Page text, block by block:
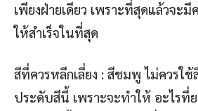
เพียงฝ่ายเดียว เพราะที่สุดแล้วจะ
ให้สำเร็จในที่สุด
สีที่ควรหลีกเลี่ยง : สีชมพู ไม่ควรใช้
ประดับสีนี้ เพราะจะทำให้ อะไรที่